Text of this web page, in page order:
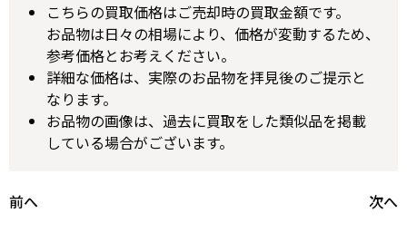
こちらの買取価格はご売却時の買取金額です。
お品物は日々の相場により、価格が変動するため、
参考価格とお考えください。
詳細な価格は、実際のお品物を拝見後のご提示と
なります。
お品物の画像は、過去に買取をした類似品を掲載
している場合がございます。
前へ 次へ